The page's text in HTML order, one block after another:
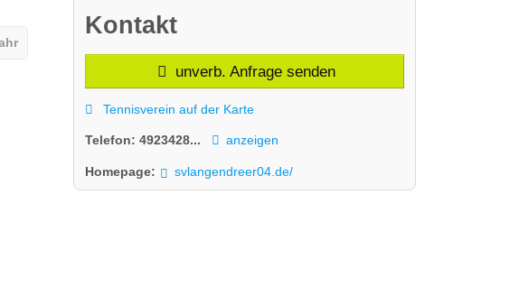
Kontakt
unverb. Anfrage senden
Tennisverein auf der Karte
Telefon:4923428... anzeigen
Homepage: svlangendreer04.de/